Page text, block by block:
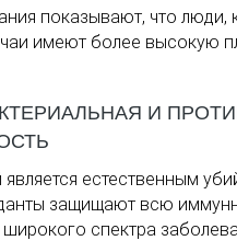
показывают, что люди,
имеют более высокую
И
является естественным
защищают всю
широкого спектра